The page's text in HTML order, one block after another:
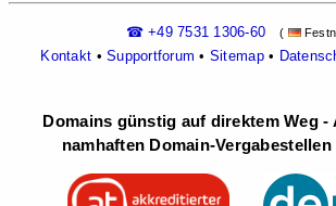
☎ +49 7531 1306-60 (
Kontakt •Supportforum • Sitemap•
Domains günstig auf direktem Weg -
namhaften Domain-